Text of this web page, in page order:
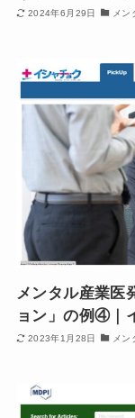
2024年6月29日 メン
メンタル産業医
ョン」の例④｜
2023年1月28日 メン